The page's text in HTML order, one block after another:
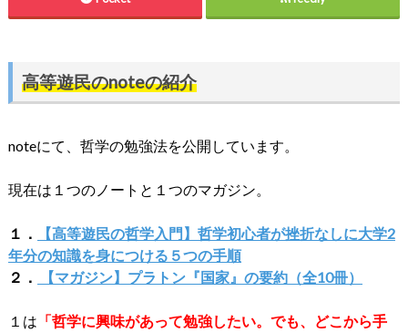
高等遊民のnoteの紹介
noteにて、哲学の勉強法を公開しています。
現在は１つのノートと１つのマガジン。
１．
【高等遊民の哲学入門】哲学初心者が挫折なしに大学2
年分の知識を身につける５つの手順
２．
【マガジン】プラトン『国家』の要約（全10冊）
１は 「哲学に興味があって勉強したい。でも、どこから手